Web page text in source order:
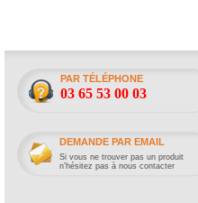
PAR TÉLÉPHONE
03 65 53 00 03
DEMANDE PAR EMAIL
Si vous ne trouver pas un produit
n'hésitez pas à nous contacter